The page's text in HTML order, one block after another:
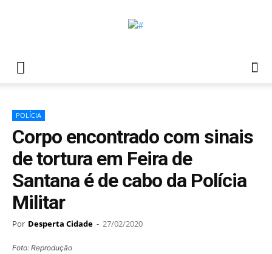
POLÍCIA
Corpo encontrado com sinais
de tortura em Feira de
Santana é de cabo da Polícia
Militar
Por Desperta Cidade - 27/02/2020
Foto: Reprodução